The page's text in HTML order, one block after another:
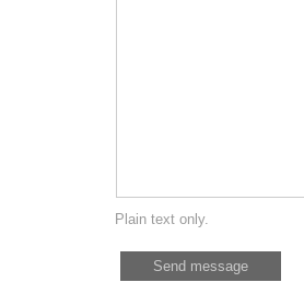
Plain text only.